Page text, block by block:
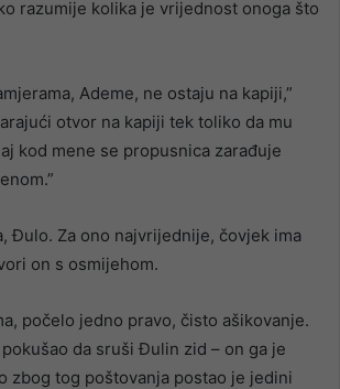
razumije kolika je vrijednost onoga što
Ademe, ne ostaju na kapiji,”
otvor na kapiji tek toliko da mu
kod mene se propusnica zarađuje
Đulo. Za ono najvrijednije, čovjek ima
on s osmijehom.
počelo jedno pravo, čisto ašikovanje.
da sruši Đulin zid – on ga je
zbog tog poštovanja postao je jedini